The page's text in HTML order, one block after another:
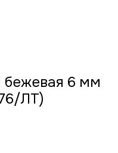
бежевая 6 мм
ЛТ)